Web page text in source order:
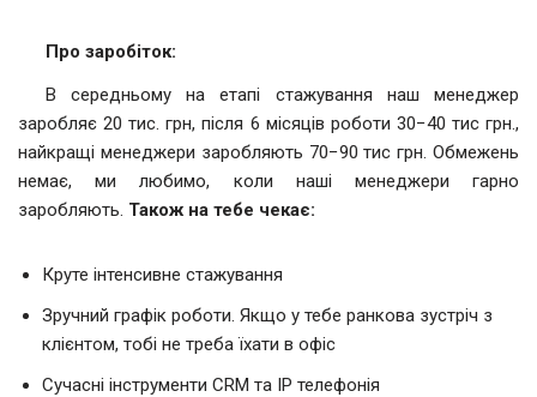
Про заробіток:
В середньому на етапі стажування наш менеджер
заробляє 20 тис. грн, після 6 місяців роботи 30−40 тис грн.,
найкращі менеджери заробляють 70−90 тис грн. Обмежень
немає, ми любимо, коли наші менеджери гарно
заробляють. Також на тебе чекає:
Круте інтенсивне стажування
Зручний графік роботи. Якщо у тебе ранкова зустріч з
клієнтом, тобі не треба їхати в офіс
Сучасні інструменти СRM та IP телефонія